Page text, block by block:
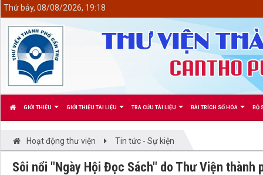
GIỚI THIỆU GIỚI THIỆU TÀI LIỆU TRA CỨU TÀI LIỆU BÀI TRÍCH SỐ HÓA BỘ
Thứ bảy, 08/08/2026, 19:18
Hoạt động thư viện Tin tức - Sự kiện
Sôi nổi "Ngày Hội Đọc Sách" do Thư Viện thành
<